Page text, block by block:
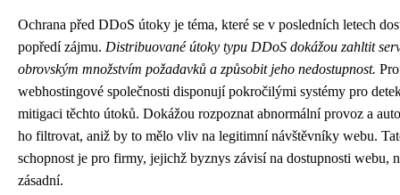
Ochrana před DDoS útoky je téma, které se v posledních letech
popředí zájmu. Distribuované útoky typu DDoS dokážou zahltit
obrovským množstvím požadavků a způsobit jeho nedostupnost.
webhostingové společnosti disponují pokročilými systémy pro
mitigaci těchto útoků. Dokážou rozpoznat abnormální provoz a
ho filtrovat, aniž by to mělo vliv na legitimní návštěvníky webu.
schopnost je pro firmy, jejichž byznys závisí na dostupnosti webu,
zásadní.